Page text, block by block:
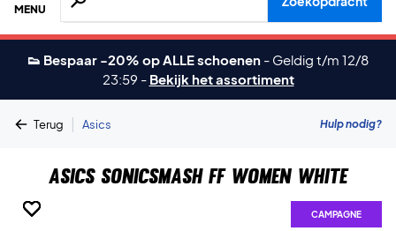
MENU
👟 Bespaar -20% op ALLE schoenen - Geldig t/m 12/8
23:59 - Bekijk het assortiment
Terug | Asics Hulp nodig?
Asics Sonicsmash FF Women White
CAMPAGNE
CAMPAGNE
CAMPAGNE
CAMPAGNE
CAMPAGNE
CAMPAGNE
CAMPAGNE